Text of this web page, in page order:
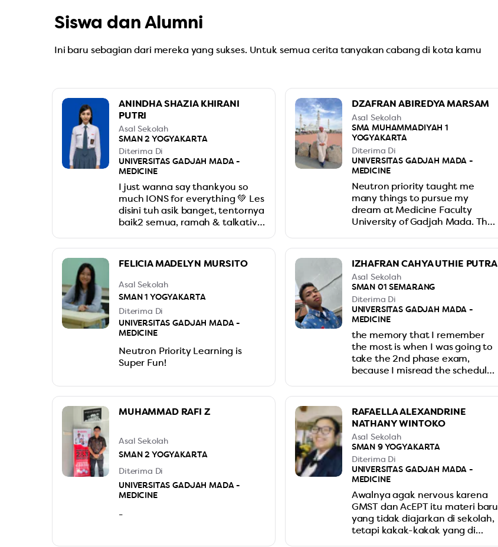
Siswa dan Alumni
Ini baru sebagian dari mereka yang sukses. Untuk semua cerita tanyakan cabang di kota kamu
ANINDHA SHAZIA KHIRANI
PUTRI
Asal Sekolah
SMAN 2 YOGYAKARTA
Diterima Di
UNIVERSITAS GADJAH MADA -
MEDICINE
I just wanna say thankyou so
much IONS for everything 💚 Les
disini tuh asik banget, tentornya
baik2 semua, ramah & talkative
nyesuain cara belajar sama
kebutuhan kitaa. Dan TO IUP
dari IONS tuh menurutku
sangattt helpful. Dari segi
latihan kecepatan ngerjain soal,
bisa lebih settle pas ketemu
soal2 IUP nanti. Tingkat
buat practice, ga terlalu mudah
buat digampangin, tapi juga ga
ujian2nya, balance banget buat
kebutuhan pas ujian. Pokoknya
1000/10 buat IONS 🥺🩷🩷🫰🏻🫰
DZAFRAN ABIREDYA MARSAM
Asal Sekolah
SMA MUHAMMADIYAH 1
YOGYAKARTA
Diterima Di
UNIVERSITAS GADJAH MADA -
MEDICINE
Neutron priority taught me
many things to pursue my
dream at Medicine Faculty
University of Gadjah Mada. The
supporting and the teachers
limits. The learning facility at
neutron is considered one of the
best.
FELICIA MADELYN MURSITO
Asal Sekolah
SMAN 1 YOGYAKARTA
Diterima Di
UNIVERSITAS GADJAH MADA -
MEDICINE
Neutron Priority Learning is
Super Fun!
IZHAFRAN CAHYA UTHIE PUTRA
Asal Sekolah
SMAN 01 SEMARANG
Diterima Di
UNIVERSITAS GADJAH MADA -
MEDICINE
the memory that I remember
the most is when I was going to
take the 2nd phase exam,
because I misread the schedule
was funny, because I still got an
extra forgiveness session
MUHAMMAD RAFI Z
Asal Sekolah
SMAN 2 YOGYAKARTA
Diterima Di
UNIVERSITAS GADJAH MADA -
MEDICINE
-
RAFAELLA ALEXANDRINE
NATHANY WINTOKO
Asal Sekolah
SMAN 9 YOGYAKARTA
Diterima Di
UNIVERSITAS GADJAH MADA -
MEDICINE
Awalnya agak nervous karena
GMST dan AcEPT itu materi baru
yang tidak diajarkan di sekolah,
tetapi kakak-kakak yang di